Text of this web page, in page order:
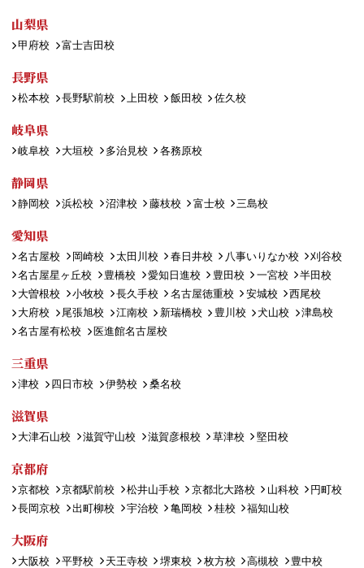
山梨県
甲府校 富士吉田校
長野県
松本校 長野駅前校 上田校 飯田校 佐久校
岐阜県
岐阜校 大垣校 多治見校 各務原校
静岡県
静岡校 浜松校 沼津校 藤枝校 富士校 三島校
愛知県
名古屋校 岡崎校 太田川校 春日井校 八事いりなか校
刈谷校
名古屋星ヶ丘校
豊橋校 愛知日進校 豊田校 一宮校
半田校
大曽根校
小牧校 長久手校 名古屋徳重校 安城校
西尾校
大府校
尾張旭校 江南校 新瑞橋校 豊川校 犬山校
津島校
名古屋有松校
医進館名古屋校
三重県
津校 四日市校 伊勢校 桑名校
滋賀県
大津石山校 滋賀守山校 滋賀彦根校 草津校 堅田校
京都府
京都校 京都駅前校 松井山手校 京都北大路校 山科校
円町校
長岡京校
出町柳校 宇治校 亀岡校 桂校 福知山校
大阪府
大阪校 平野校 天王寺校 堺東校 枚方校 高槻校
豊中校